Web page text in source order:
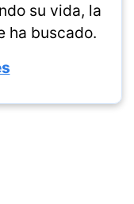
su vida, la
ha buscado.